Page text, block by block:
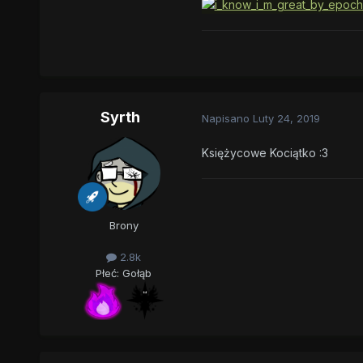
Syrth
Brony
2.8k
Płeć: Gołąb
Napisano Luty 24, 2019
Księżycowe Kociątko :3